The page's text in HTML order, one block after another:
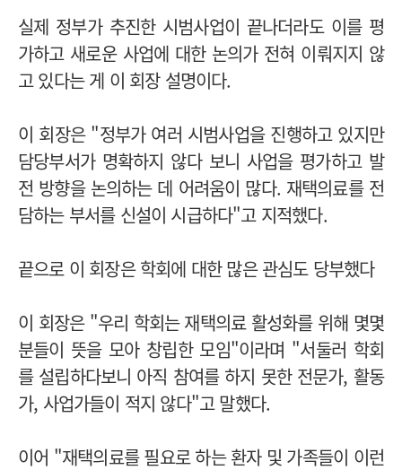
실제 정부가 추진한 시범사업이 끝나더라도 이를 평
가하고 새로운 사업에 대한 논의가 전혀 이뤄지지 않
고 있다는 게 이 회장 설명이다.
이 회장은 "정부가 여러 시범사업을 진행하고 있지만
담당부서가 명확하지 않다 보니 사업을 평가하고 발
전 방향을 논의하는 데 어려움이 많다. 재택의료를 전
담하는 부서를 신설이 시급하다"고 지적했다.
끝으로 이 회장은 학회에 대한 많은 관심도 당부했다
이 회장은 "우리 학회는 재택의료 활성화를 위해 몇몇
분들이 뜻을 모아 창립한 모임"이라며 "서둘러 학회
를 설립하다보니 아직 참여를 하지 못한 전문가, 활동
가, 사업가들이 적지 않다"고 말했다.
이어 "재택의료를 필요로 하는 환자 및 가족들이 이런